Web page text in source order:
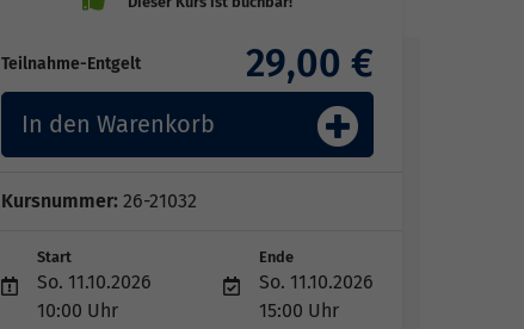
Teilnahme-Entgelt 29,00 €
In den Warenkorb
Kursnummer: 26-21032
Start
So. 11.10.2026
10:00 Uhr
Ende
So. 11.10.2026
15:00 Uhr